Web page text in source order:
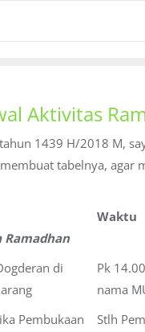
Aktivitas
1439 H/2018 M,
tabelnya, agar
Waktu
Ramadhan
di
Pembukaan
Pk
nama
Stlh